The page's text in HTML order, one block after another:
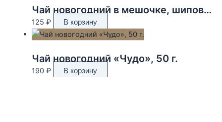
Чай новогодний в мешочке, шиповник, красная смородина, 30 г
125 ₽ В корзину
Чай новогодний «Чудо», 50 г.
190 ₽ В корзину